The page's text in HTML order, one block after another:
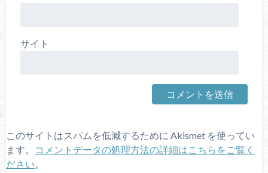
サイト
このサイトはスパムを低減するために Akismet を使ってい
ます。
コメントデータの処理方法の詳細はこちらをご覧く
ださい。